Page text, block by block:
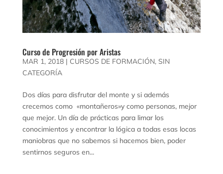
Curso de Progresión por Aristas
MAR 1, 2018| CURSOS DE FORMACIÓN, SIN
CATEGORÍA
Dos días para disfrutar del monte y si además
crecemos como «montañeros»y como personas, mejor
que mejor. Un día de prácticas para limar los
conocimientos y encontrar la lógica a todas esas locas
maniobras que no sabemos si hacemos bien, poder
sentirnos seguros en...